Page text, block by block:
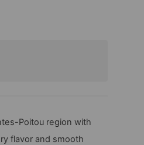
Poitou region with
flavor and smooth